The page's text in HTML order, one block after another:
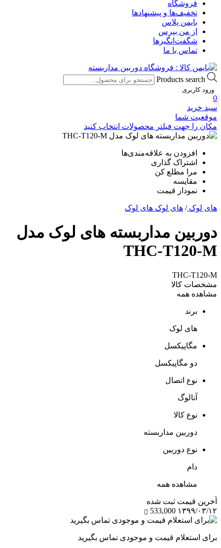
فروشگاه
تخفیف‌ها و پیشنهادها
بایمن پلاس
از من بپرس
شگفت‌انگیزها
تماس با ما
Products search
ورود کاربری
0
سبد خرید
موقعیت شما
مکان را جهت فیلتر محصولات انتخاب کنید
افزودن به علاقه‌مندی‌ها
اشتراک گذاری
مرا مطلع کن
مقایسه
نمودار قیمت
های لوک / های لوک های لوک
دوربین مداربسته های لوک مدل
THC-T120-M
THC-T120-M
مشخصات کالا
مشاهده همه
برند
های لوک
مگاپیکسل
دو مگاپیکسل
نوع اتصال
آنالوگ
نوع کالا
دوربین مداربسته
نوع دوربین
دام
مشاهده همه
آخرین‌ قیمت ثبت‌ شده
۱۳۹۹/۰۳/۱۲ 533,000
برای استعلام قیمت و موجودی تماس بگیرید